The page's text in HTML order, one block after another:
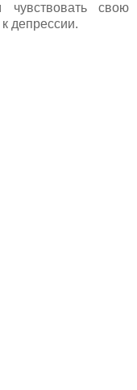
свою
депрессии.